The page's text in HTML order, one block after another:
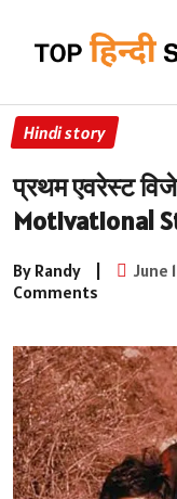
Hindi story
प्रथम एवरेस्ट
Motivational
By Randy | June
Comments